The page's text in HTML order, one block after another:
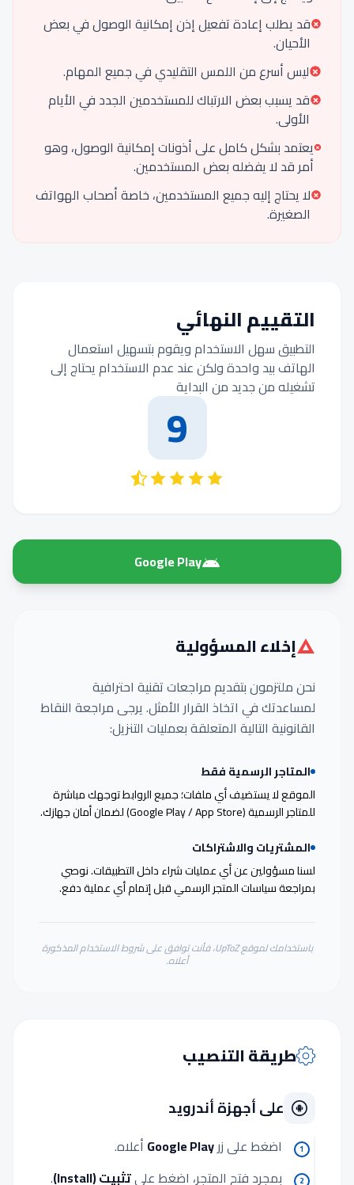
قد يطلب إعادة تفعيل إذن إمكانية الوصول في بعض
الأحيان.
ليس أسرع من اللمس التقليدي في جميع المهام.
قد يسبب بعض الارتباك للمستخدمين الجدد في الأيام
الأولى.
يعتمد بشكل كامل على أذونات إمكانية الوصول، وهو
أمر قد لا يفضله بعض المستخدمين.
لا يحتاج إليه جميع المستخدمين، خاصة أصحاب الهواتف
الصغيرة.
التقييم النهائي
التطبيق سهل الاستخدام ويقوم بتسهيل استعمال
الهاتف بيد واحدة ولكن عند عدم الاستخدام يحتاج إلى
تشغيله من جديد من البداية
9
Google Play
إخلاء المسؤولية
نحن ملتزمون بتقديم مراجعات تقنية احترافية
لمساعدتك في اتخاذ القرار الأمثل. يرجى مراجعة النقاط
القانونية التالية المتعلقة بعمليات التنزيل:
المتاجر الرسمية فقط
الموقع لا يستضيف أي ملفات؛ جميع الروابط توجهك مباشرة
للمتاجر الرسمية (Google Play / App Store) لضمان أمان جهازك.
المشتريات والاشتراكات
لسنا مسؤولين عن أي عمليات شراء داخل التطبيقات. نوصي
بمراجعة سياسات المتجر الرسمي قبل إتمام أي عملية دفع.
باستخدامك لموقع UpToZ، فأنت توافق على شروط الاستخدام المذكورة
أعلاه.
طريقة التنصيب
على أجهزة أندرويد
1 اضغط على زرGoogle Play أعلاه.
2 بمجرد فتح المتجر، اضغط علىتثبيت (Install) .